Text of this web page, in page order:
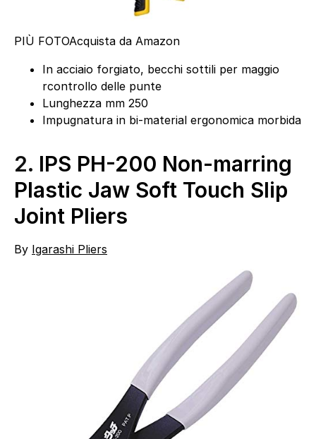
PIÙ FOTOAcquista da Amazon
In acciaio forgiato, becchi sottili per maggio
rcontrollo delle punte
Lunghezza mm 250
Impugnatura in bi-material ergonomica morbida
2. IPS PH-200 Non-marring
Plastic Jaw Soft Touch Slip
Joint Pliers
By Igarashi Pliers